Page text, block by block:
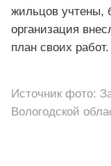
жильцов учтены,
организация
план своих работ.
Источник фото:
Вологодской